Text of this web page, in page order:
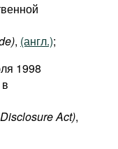
, (англ.);
1998
Act),